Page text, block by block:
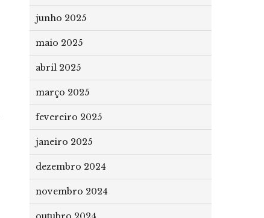
junho 2025
maio 2025
abril 2025
março 2025
fevereiro 2025
janeiro 2025
dezembro 2024
novembro 2024